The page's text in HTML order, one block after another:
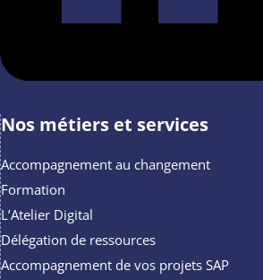
Nos métiers et services
Accompagnement au changement
Formation
L’Atelier Digital
Délégation de ressources
Accompagnement de vos projets SAP